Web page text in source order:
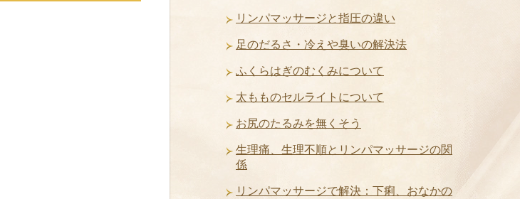
リンパマッサージと指圧の違い
足のだるさ・冷えや臭いの解決法
ふくらはぎのむくみについて
太もものセルライトについて
お尻のたるみを無くそう
生理痛、生理不順とリンパマッサージの関
係
リンパマッサージで解決：下痢、おなかの